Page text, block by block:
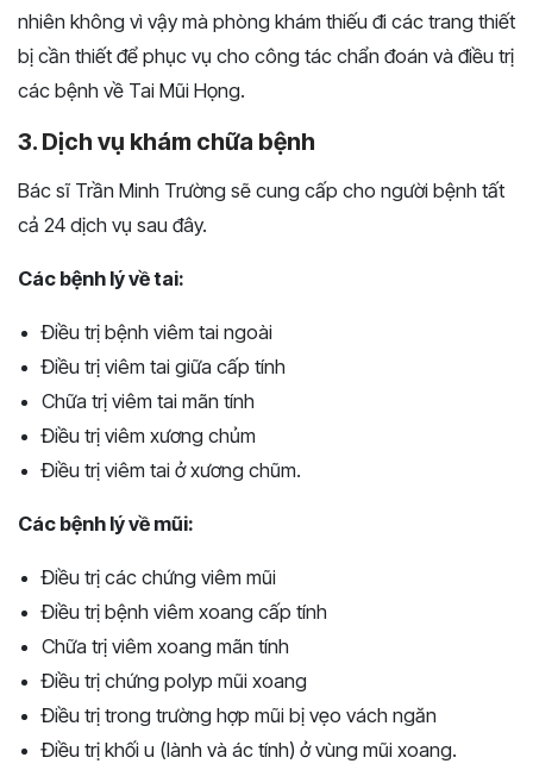
nhiên không vì vậy mà phòng khám thiếu đi các trang thiết
bị cần thiết để phục vụ cho công tác chẩn đoán và điều trị
các bệnh về Tai Mũi Họng.
3. Dịch vụ khám chữa bệnh
Bác sĩ Trần Minh Trường sẽ cung cấp cho người bệnh tất
cả 24 dịch vụ sau đây.
Các bệnh lý về tai:
Điều trị bệnh viêm tai ngoài
Điều trị viêm tai giữa cấp tính
Chữa trị viêm tai mãn tính
Điều trị viêm xương chủm
Điều trị viêm tai ở xương chũm.
Các bệnh lý về mũi:
Điều trị các chứng viêm mũi
Điều trị bệnh viêm xoang cấp tính
Chữa trị viêm xoang mãn tính
Điều trị chứng polyp mũi xoang
Điều trị trong trường hợp mũi bị vẹo vách ngăn
Điều trị khối u (lành và ác tính) ở vùng mũi xoang.